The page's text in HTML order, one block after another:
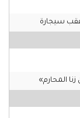
سيجارة
المحارم»